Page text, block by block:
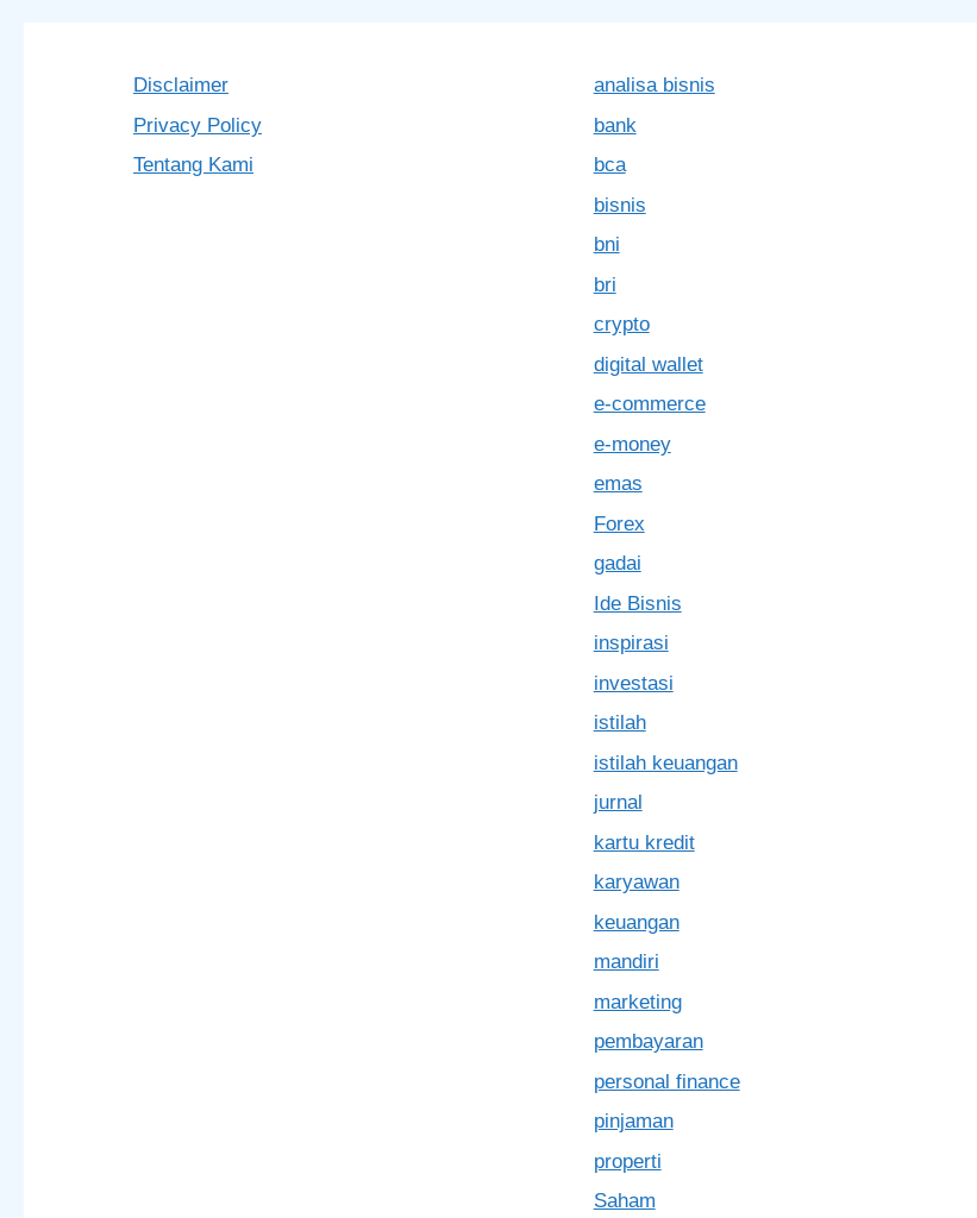
Disclaimer
Privacy Policy
Tentang Kami
analisa bisnis
bank
bca
bisnis
bni
bri
crypto
digital wallet
e-commerce
e-money
emas
Forex
gadai
Ide Bisnis
inspirasi
investasi
istilah
istilah keuangan
jurnal
kartu kredit
karyawan
keuangan
mandiri
marketing
pembayaran
personal finance
pinjaman
properti
Saham